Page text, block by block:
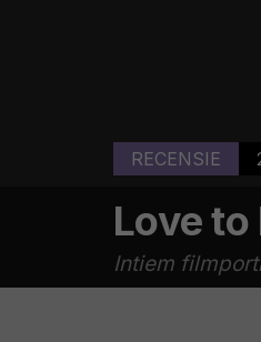
RECENSIE
Love to
Intiem